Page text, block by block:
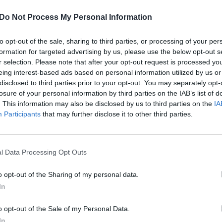
Do Not Process My Personal Information
opt-out of the sale, sharing to third parties, or processing of your
for targeted advertising by us, please use the below opt-out
selection. Please note that after your opt-out request is processed
interest-based ads based on personal information utilized by us
to third parties prior to your opt-out. You may separately
of your personal information by third parties on the IAB’s list of
This information may also be disclosed by us to third parties on the
Participants that may further disclose it to other third parties.
Data Processing Opt Outs
opt-out of the Sharing of my personal data.
opt-out of the Sale of my Personal Data.
bepilotis orlaivis atsitrenkė į daugiaaukštį
kilo gaisras. Tai pranešė „RBC-Ukraine“,
Sobianinu ir Rusijos žiniasklaida.
gaisras Maskvoje Ukraina
Nyderlanduose apgynė čempionų vardą